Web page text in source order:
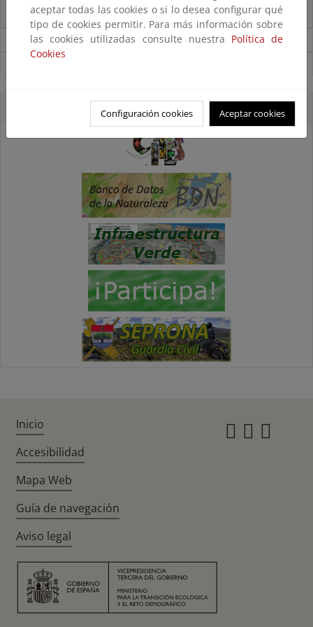
bioeconomía y la conservación de la biodiversidad marina
Noticias sobre Biodiversidad
aceptar todas las cookies o si lo desea configurar qué
tipo de cookies permitir. Para más información sobre
las cookies utilizadas consulte nuestra Política de
Cookies
Configuración cookies Aceptar cookies
Inicio
Accesibilidad
Mapa Web
Guía de navegación
Aviso legal